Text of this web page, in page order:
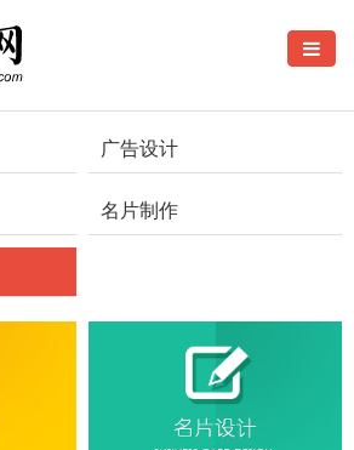
广告设计
名片制作